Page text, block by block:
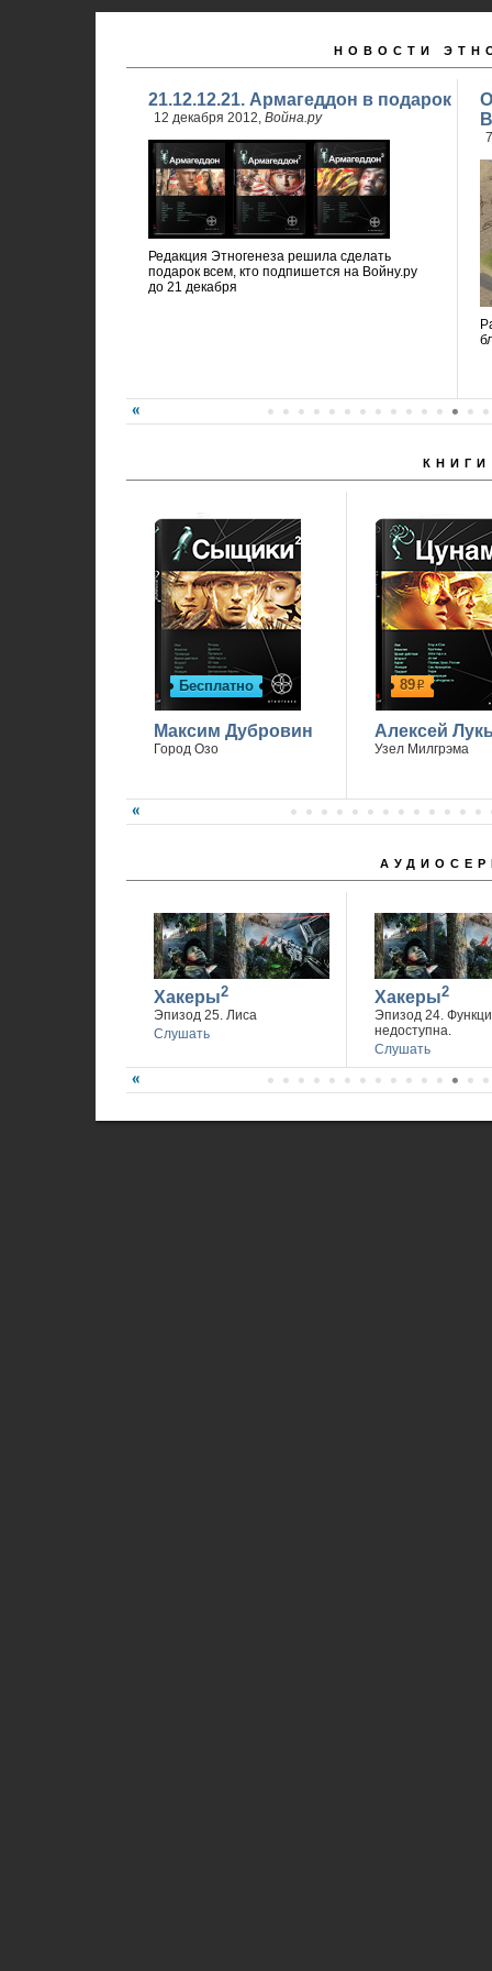
НОВОСТИ
21.12.12.21. Армагеддон в подарок
12 декабря 2012, Война.ру
Редакция Этногенеза решила сделать
подарок всем, кто подпишется на Войну.ру
до 21 декабря
КНИГИ
Бесплатно
Максим Дубровин
Город Озо
89р
Алексей
Узел Милгрэма
Хакеры2
Эпизод 25. Лиса
Слушать
Хакеры2
Эпизод 24.
недоступна.
Слушать